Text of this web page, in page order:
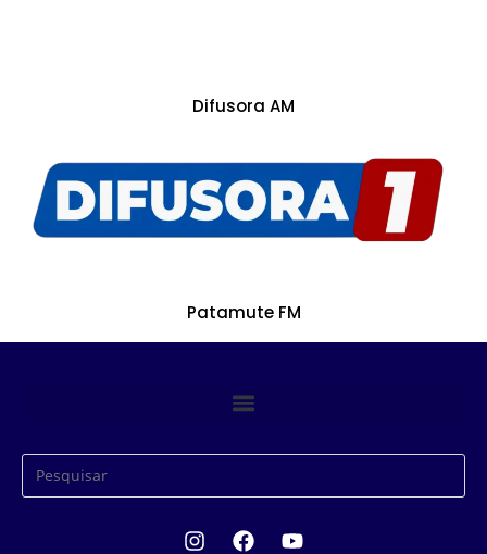
Difusora AM
Patamute FM